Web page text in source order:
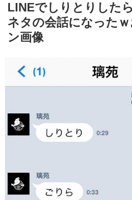
LINEでしりとりした
ネタの会話になった
ン画像